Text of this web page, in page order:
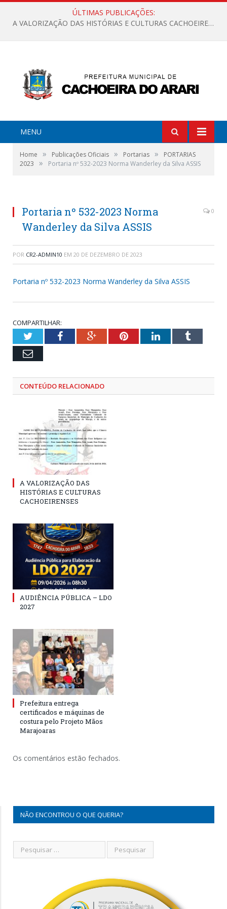
ÚLTIMAS PUBLICAÇÕES:
A VALORIZAÇÃO DAS HISTÓRIAS E CULTURAS CACHOEIRENSES
MENU
Home » Publicações Oficiais » Portarias »
PORTARIAS
2023
» Portaria nº 532-2023 Norma Wanderley da Silva ASSIS
Portaria nº 532-2023 Norma
Wanderley da Silva ASSIS
0
POR CR2-ADMIN10 EM 20 DE DEZEMBRO DE 2023
Portaria nº 532-2023 Norma Wanderley da Silva ASSIS
COMPARTILHAR:
TwitterFacebookGoogle+PinterestLinkedInTumblr
Email
CONTEÚDO RELACIONADO
A VALORIZAÇÃO DAS
HISTÓRIAS E CULTURAS
CACHOEIRENSES
AUDIÊNCIA PÚBLICA – LDO
2027
Prefeitura entrega
certificados e máquinas de
costura pelo Projeto Mãos
Marajoaras
Os comentários estão fechados.
NÃO ENCONTROU O QUE QUERIA?